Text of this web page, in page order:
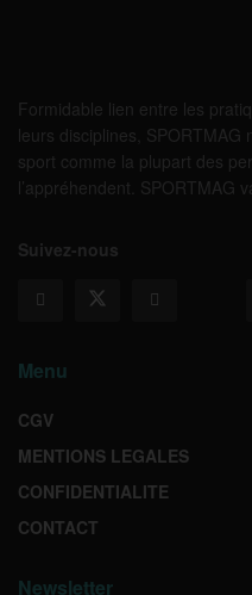
Formidable lien entre les
leurs disciplines,
sport comme la plupart des
l’appréhendent. SPORTMAG
Suivez-nous
Menu
CGV
MENTIONS LEGALES
CONFIDENTIALITE
CONTACT
Newsletter